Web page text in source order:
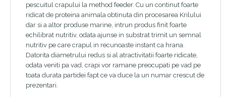
pescuitul crapului la method feeder. Cu un continut foarte
ridicat de proteina animala obtinuta din procesarea Krilului
dar si a altor produse marine, intrun produs finit foarte
echilibrat nutritiv, odata ajunse in substrat trimit un semnal
nutritiv pe care crapul in recunoaste instant ca hrana.
Datorita diametrului redus si al atractivitatii foarte ridicate,
odata veniti pa vad, crapi vor ramane preocupati pe vad pe
toata durata partidei fapt ce va duce la un numar crescut de
prezentari.